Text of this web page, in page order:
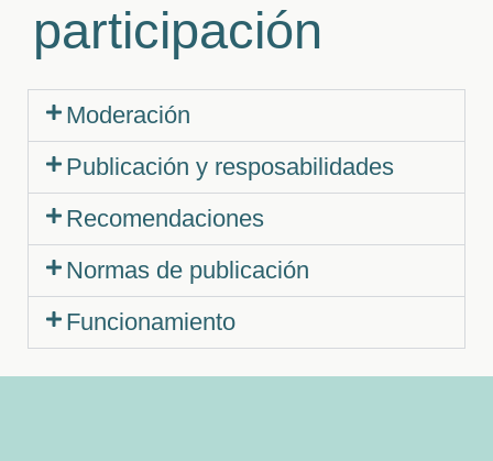
participación
Moderación
Publicación y resposabilidades
Recomendaciones
Normas de publicación
Funcionamiento